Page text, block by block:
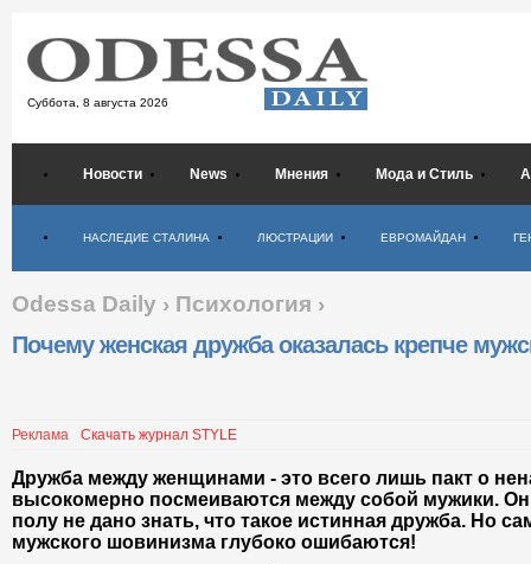
Суббота, 8 августа 2026
Новости News Мнения Мода и Стиль
НАСЛЕДИЕ СТАЛИНА ЛЮСТРАЦИИ ЕВРОМАЙДАН
Odessa Daily › Психология ›
Почему женская дружба оказалась крепче
Реклама Скачать журнал STYLE
Дружба между женщинами - это всего лишь пакт о
высокомерно посмеиваются между собой мужики.
полу не дано знать, что такое истинная дружба. Но
мужского шовинизма глубоко ошибаются!